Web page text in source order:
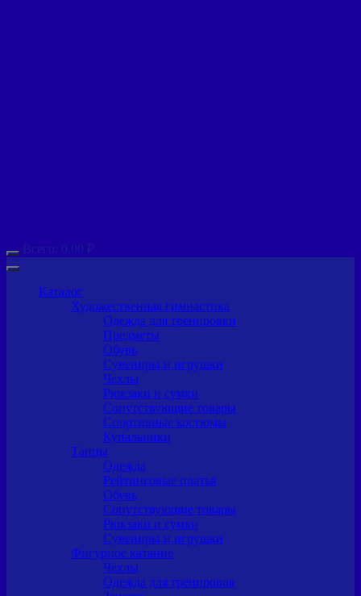
Всего: 0,00 ₽
Каталог
Художественная гимнастика
Одежда для тренировки
Предметы
Обувь
Сувениры и игрушки
Чехлы
Рюкзаки и сумки
Сопутствующие товары
Спортивные костюмы
Купальники
Танцы
Одежда
Рейтинговые платья
Обувь
Сопутствующие товары
Рюкзаки и сумки
Сувениры и игрушки
Фигурное катание
Чехлы
Одежда для тренировок